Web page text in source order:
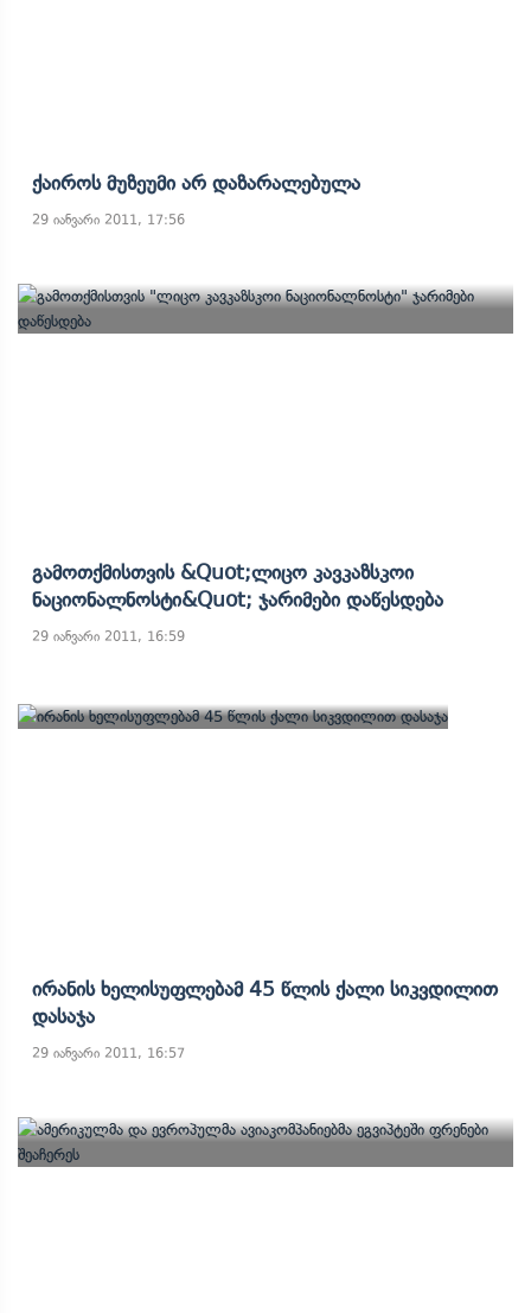
Ქაიროს Მუზეუმი Არ Დაზარალებულა
29 იანვარი 2011, 17:56
Გამოთქმისთვის &quot;ლიცო Კავკაზსკოი
Ნაციონალნოსტი&quot; Ჯარიმები Დაწესდება
29 იანვარი 2011, 16:59
Ირანის Ხელისუფლებამ 45 Წლის Ქალი Სიკვდილით
Დასაჯა
29 იანვარი 2011, 16:57